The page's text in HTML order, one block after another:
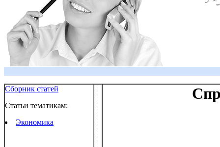
Сборник статей
Статьи тематикам:
Экономика